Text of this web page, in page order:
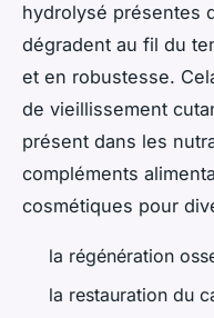
hydrolysé présentes
dégradent au fil du
et en robustesse.
de vieillissement
présent dans les
compléments
cosmétiques pour
la régénération
la restauration du